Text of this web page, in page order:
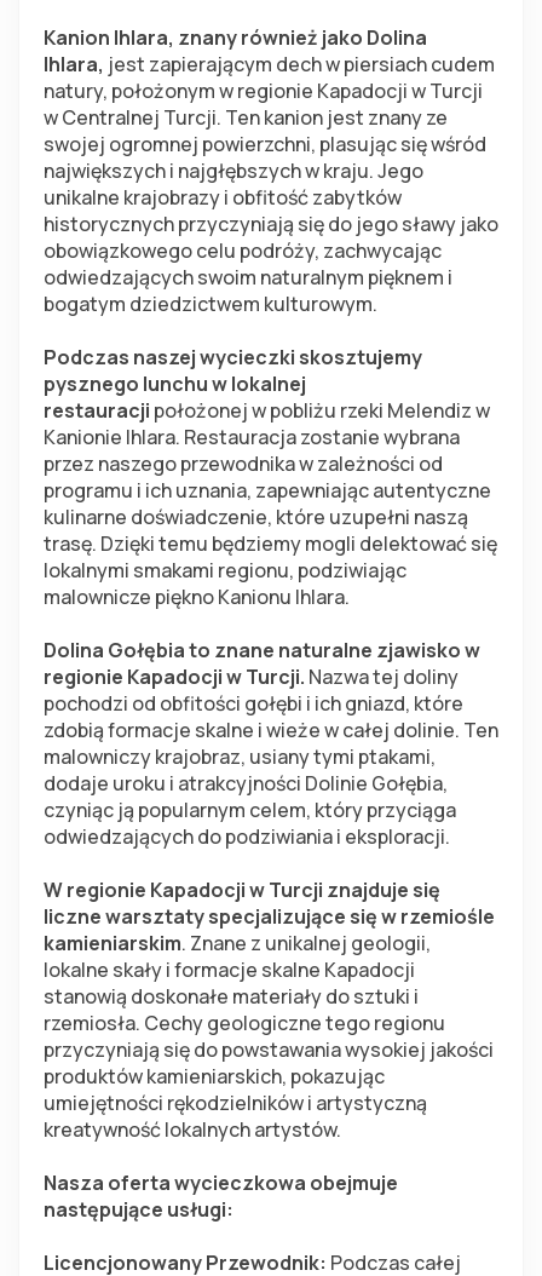
Kanion Ihlara, znany również jako Dolina
Ihlara, jest zapierającym dech w piersiach cudem
natury, położonym w regionie Kapadocji w Turcji
w Centralnej Turcji. Ten kanion jest znany ze
swojej ogromnej powierzchni, plasując się wśród
największych i najgłębszych w kraju. Jego
unikalne krajobrazy i obfitość zabytków
historycznych przyczyniają się do jego sławy jako
obowiązkowego celu podróży, zachwycając
odwiedzających swoim naturalnym pięknem i
bogatym dziedzictwem kulturowym.
Podczas naszej wycieczki skosztujemy
pysznego lunchu w lokalnej
restauracji położonej w pobliżu rzeki Melendiz w
Kanionie Ihlara. Restauracja zostanie wybrana
przez naszego przewodnika w zależności od
programu i ich uznania, zapewniając autentyczne
kulinarne doświadczenie, które uzupełni naszą
trasę. Dzięki temu będziemy mogli delektować się
lokalnymi smakami regionu, podziwiając
malownicze piękno Kanionu Ihlara.
Dolina Gołębia to znane naturalne zjawisko w
regionie Kapadocji w Turcji. Nazwa tej doliny
pochodzi od obfitości gołębi i ich gniazd, które
zdobią formacje skalne i wieże w całej dolinie. Ten
malowniczy krajobraz, usiany tymi ptakami,
dodaje uroku i atrakcyjności Dolinie Gołębia,
czyniąc ją popularnym celem, który przyciąga
odwiedzających do podziwiania i eksploracji.
W regionie Kapadocji w Turcji znajduje się
liczne warsztaty specjalizujące się w rzemiośle
kamieniarskim. Znane z unikalnej geologii,
lokalne skały i formacje skalne Kapadocji
stanowią doskonałe materiały do sztuki i
rzemiosła. Cechy geologiczne tego regionu
przyczyniają się do powstawania wysokiej jakości
produktów kamieniarskich, pokazując
umiejętności rękodzielników i artystyczną
kreatywność lokalnych artystów.
Nasza oferta wycieczkowa obejmuje
następujące usługi:
Licencjonowany Przewodnik: Podczas całej